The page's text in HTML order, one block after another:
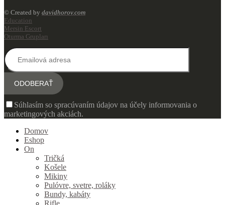
© Created by davidhorov.com
Education
Mersin Escort
Oturma Grupları
Súhlasím so spracúvaním údajov na účely informovania o
marketingových akciách.
Domov
Eshop
On
Tričká
Košele
Mikiny
Pulóvre, svetre, roláky
Bundy, kabáty
Rifle